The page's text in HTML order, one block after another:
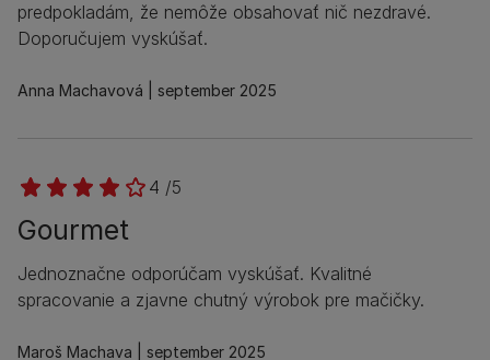
predpokladám, že nemôže obsahovať nič nezdravé.
Doporučujem vyskúšať.
Anna Machavová september 2025
4 /5
Gourmet
Jednoznačne odporúčam vyskúšať. Kvalitné
spracovanie a zjavne chutný výrobok pre mačičky.
Maroš Machava september 2025